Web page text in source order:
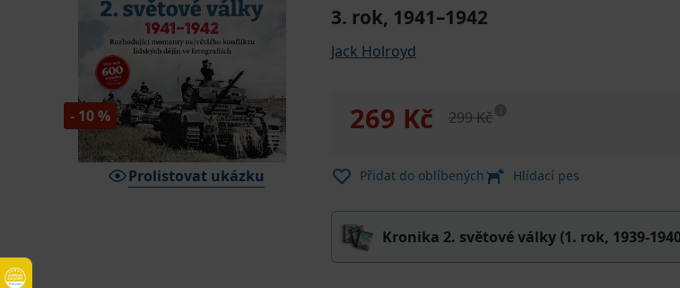
- 10 %
Prolistovat ukázku
3. rok, 1941–1942
Jack Holroyd
269 Kč 299 Kč
Přidat do oblíbených Hlídací pes
Kronika 2. světové války (1. rok, 1939-